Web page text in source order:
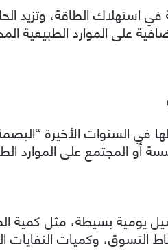
في استهلاك الطاقة، وتزيد
على الموارد الطبيعية
في السنوات الأخيرة
أو المجتمع على الموارد
يومية بسيطة، مثل كمية
التسوق، وكميات النفايات